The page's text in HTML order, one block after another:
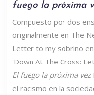
fuego la próxima
Compuesto por dos
originalmente en The
Letter to my sobrino
'Down At The Cross:
El fuego la próxima vez
el racismo en la